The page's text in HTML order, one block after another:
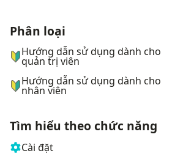
ナビゲーションメニュー
Phân loại
Hướng dẫn sử dụng dành cho
quản trị viên
Hướng dẫn sử dụng dành cho
nhân viên
Tìm hiểu theo chức năng
Cài đặt